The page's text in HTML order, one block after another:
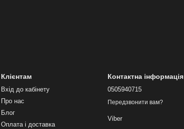
Клієнтам
Вхід до кабінету
Про нас
Блог
Оплата і доставка
Контактна інформація
0505940715
Передзвонити вам?
Viber